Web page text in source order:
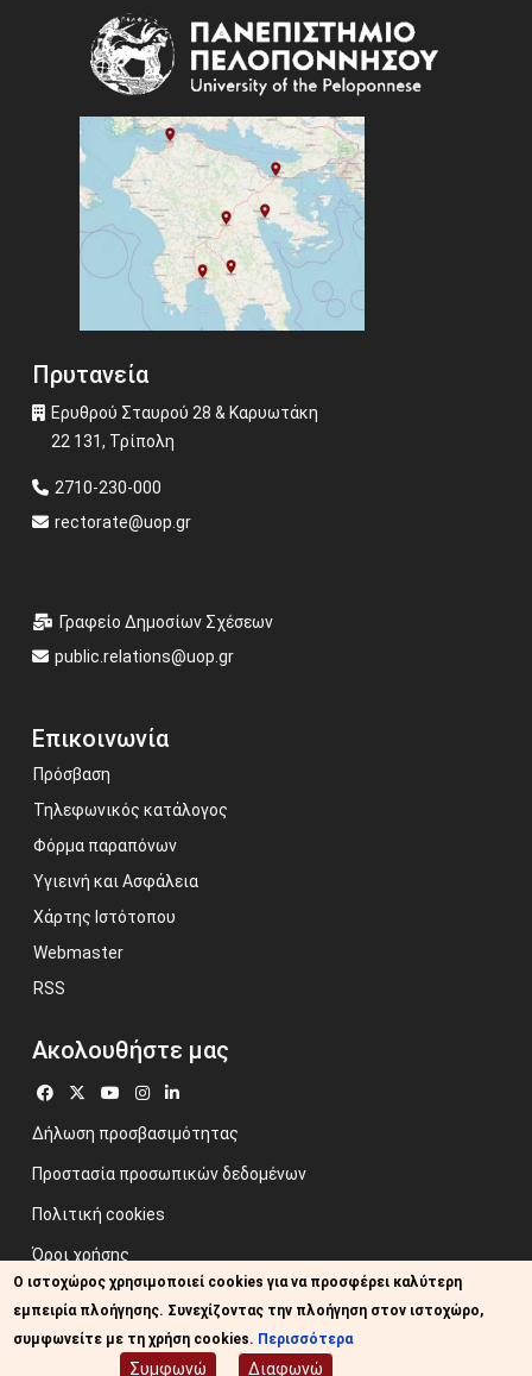
Πρυτανεία
Ερυθρού Σταυρού 28 & Καρυωτάκη
22 131, Τρίπολη
2710-230-000
rectorate@uop.gr
Γραφείο Δημοσίων Σχέσεων
public.relations@uop.gr
Επικοινωνία
Πρόσβαση
Τηλεφωνικός κατάλογος
Φόρμα παραπόνων
Υγιεινή και Ασφάλεια
Χάρτης Ιστότοπου
Webmaster
RSS
Ακολουθήστε μας
Δήλωση προσβασιμότητας
Προστασία προσωπικών δεδομένων
Πολιτική cookies
Όροι χρήσης
Προηγούμενος ιστότοπος
Image credits: Some designed by Freepik
Ο ιστοχώρος χρησιμοποιεί cookies για να προσφέρει καλύτερη
εμπειρία πλοήγησης. Συνεχίζοντας την πλοήγηση στον ιστοχώρο,
συμφωνείτε με τη χρήση cookies. Περισσότερα
Συμφωνώ Διαφωνώ